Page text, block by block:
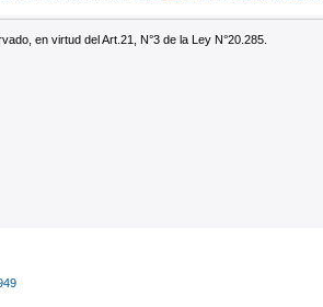
en virtud del Art.21, N°3 de la Ley N°20.285.